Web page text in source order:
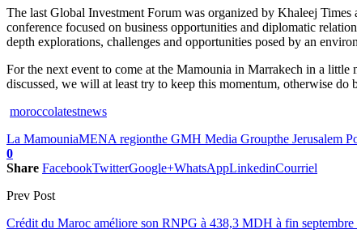
The last Global Investment Forum was organized by Khaleej
conference focused on business opportunities and diplomatic
depth explorations, challenges and opportunities posed by an
For the next event to come at the Mamounia in Marrakech in a
discussed, we will at least try to keep this momentum, otherwise do
moroccolatestnews
La MamouniaMENA regionthe GMH Media Groupthe Jerusalem
0
Share FacebookTwitterGoogle+WhatsAppLinkedinCourriel
Prev Post
Crédit du Maroc améliore son RNPG à 438,3 MDH à fin septembre